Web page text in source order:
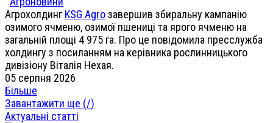
АгрохолдингKSG Agroзавершив збиральну кампанію
озимого ячменю, озимої пшениці та ярого ячменю на
загальній площі 4 975 га. Про це повідомила пресслужба
холдингу з посиланням на керівника рослинницького
дивізіону Віталія Нехая.
05 серпня 2026
Більше
Завантажити ще (/)
Актуальні статті